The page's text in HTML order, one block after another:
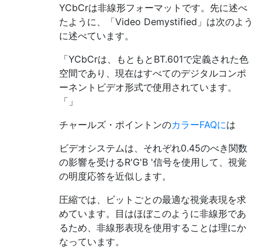
YCbCrは非線形フォーマットです。先に述べ
たように、「Video Demystified」は次のよう
に述べています。
「YCbCrは、もともとBT.601で定義された色
空間であり、現在はすべてのデジタルコンポ
ーネントビデオ形式で使用されています。
「」
チャールズ・ポイントンのカラーFAQには
ビデオシステムは、それぞれ0.45のべき関数
の影響を受けるR'G'B '信号を使用して、視覚
の明度応答を近似します。
圧縮では、ビットごとの最適な視覚表現を求
めています。目はほぼこのように非線形であ
るため、非線形表現を使用することは理にか
なっています。